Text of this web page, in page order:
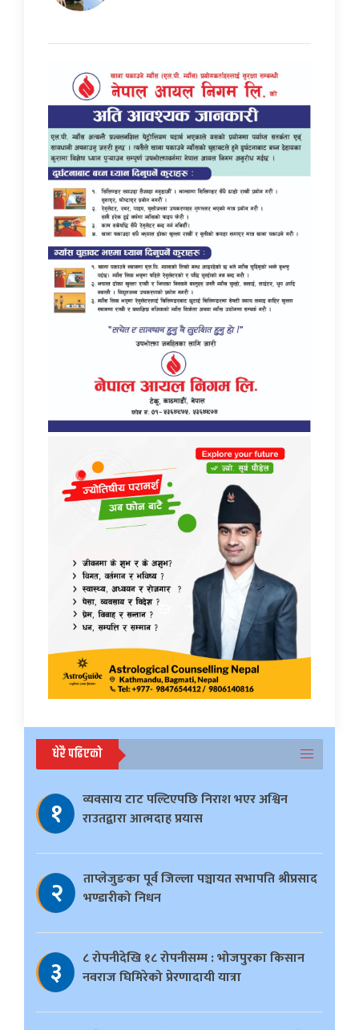
धेरै पढिएको
१
व्यवसाय टाट पल्टिएपछि निराश भएर अश्विन
राउतद्वारा आत्मदाह प्रयास
२
ताप्लेजुङका पूर्व जिल्ला पञ्चायत सभापति श्रीप्रसाद
भण्डारीको निधन
३
८ रोपनीदेखि १८ रोपनीसम्म : भोजपुरका किसान
नवराज घिमिरेको प्रेरणादायी यात्रा